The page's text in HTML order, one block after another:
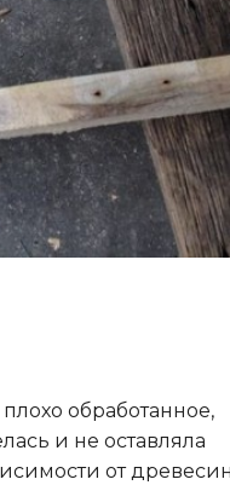
обработанное,
и не оставляла
от